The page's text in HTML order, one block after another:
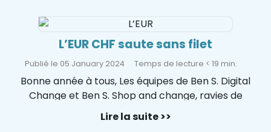
L’EUR CHF saute sans filet
Publié le 05 January 2024 Temps de lecture < 19 min.
Bonne année à tous, Les équipes de Ben S. Digital
Change et Ben S. Shop and change, ravies de
vous retrouver, vous souhaitent une bonne et
heureuse année 2024, espèrent que vous avez
Lire la suite >>